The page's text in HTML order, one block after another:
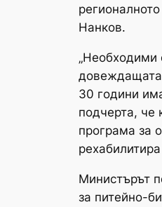
Нанков.
„Необходими
довеждащата
30 години
подчерта, че
програма за
Министърът
за питейно-